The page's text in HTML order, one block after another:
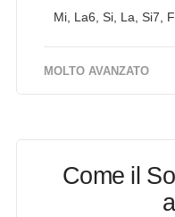
Mi, La6, Si, La, Si7,
MOLTO AVANZATO
Come il